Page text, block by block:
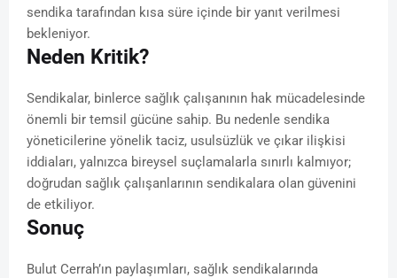
sendika tarafından kısa süre içinde bir yanıt verilmesi
bekleniyor.
Neden Kritik?
Sendikalar, binlerce sağlık çalışanının hak mücadelesinde
önemli bir temsil gücüne sahip. Bu nedenle sendika
yöneticilerine yönelik taciz, usulsüzlük ve çıkar ilişkisi
iddiaları, yalnızca bireysel suçlamalarla sınırlı kalmıyor;
doğrudan sağlık çalışanlarının sendikalara olan güvenini
de etkiliyor.
Sonuç
Bulut Cerrah’ın paylaşımları, sağlık sendikalarında